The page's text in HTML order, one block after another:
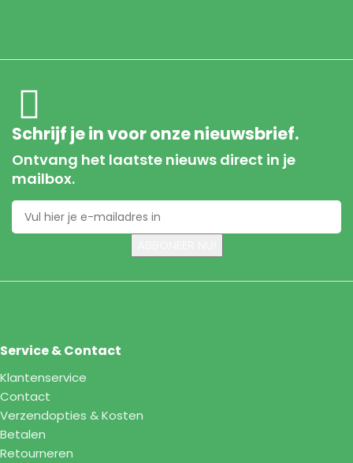
Schrijf je in voor onze nieuwsbrief.
Ontvang het laatste nieuws direct in je
mailbox.
Service & Contact
Klantenservice
Contact
Verzendopties & Kosten
Betalen
Retourneren